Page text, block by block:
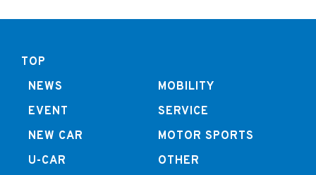
TOP
NEWS
EVENT
NEW CAR
U-CAR
MOBILITY
SERVICE
MOTOR SPORTS
OTHER